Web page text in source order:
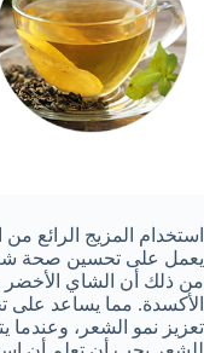
استخدام المزيج الرائع
يعمل على تحسين صحة
من ذلك أن الشاي
الأكسدة. مما يساعد على
تعزيز نمو الشعر، وعندما